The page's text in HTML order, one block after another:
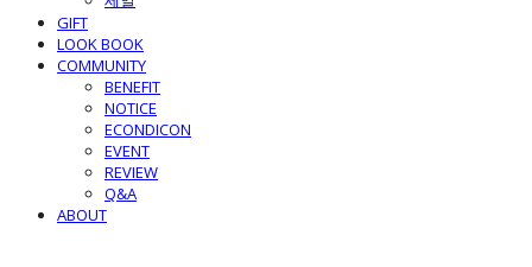
GIFT
LOOK BOOK
COMMUNITY
BENEFIT
NOTICE
ECONDICON
EVENT
REVIEW
Q&A
ABOUT